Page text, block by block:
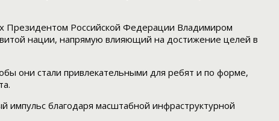
Президентом Российской Федерации Владимиром
нации, напрямую влияющий на достижение целей в
они стали привлекательными для ребят и по форме,
импульс благодаря масштабной инфраструктурной